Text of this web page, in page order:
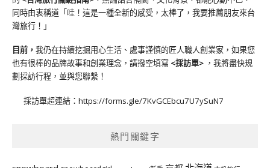
同時由衷稱道「哇！這是一種全新的感受，太棒了，我要推薦朋友來台
灣旅行！」
目前， 我仍在持續挖掘用心生活、處事謹慎的匠人職人創業家，如果您
也有很棒的品牌故事和創業理念，請撥空填寫 <採訪單> ，我將盡快規
劃採訪行程，並與您聯繫！
採訪單超連結： https://forms.gle/7KvGCEbcu7U7ySuN7
熱門關鍵字